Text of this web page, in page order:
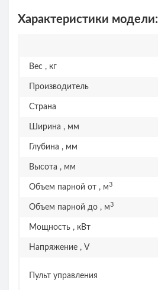
Характеристики модели:
Вес , кг
Производитель
Страна
Ширина , мм
Глубина , мм
Высота , мм
Объем парной от , м3
Объем парной до , м3
Мощность , кВт
Напряжение , V
Пульт управления